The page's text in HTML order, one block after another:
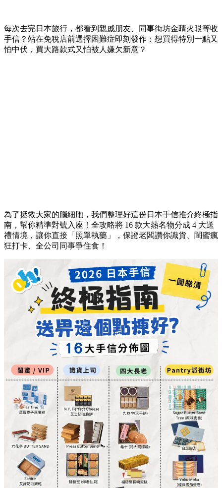
每次去完日本旅行，都看到親戚朋友、同事街坊金睛火眼等收
手信？站在免稅店前選擇困難症即刻發作：想買得特別一點又
怕中伏，買大路款式又怕被人嫌欠新意？
為了拯救大家的腦細胞，我們整理好這份日本手信推介終極指
南，幫你精準對號入座！全攻略將 16 款大熱名物分成 4 大送
禮情境，讓你直接「照單執藥」，保證老闆讚你識貨、閨蜜瘋
狂打卡、全公司同事爭住食！